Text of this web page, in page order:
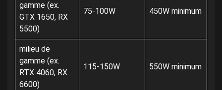
gamme (ex.
GTX 1650, RX
5500)
75-100W 450W minimum
milieu de
gamme (ex.
RTX 4060, RX
6600)
115-150W 550W minimum